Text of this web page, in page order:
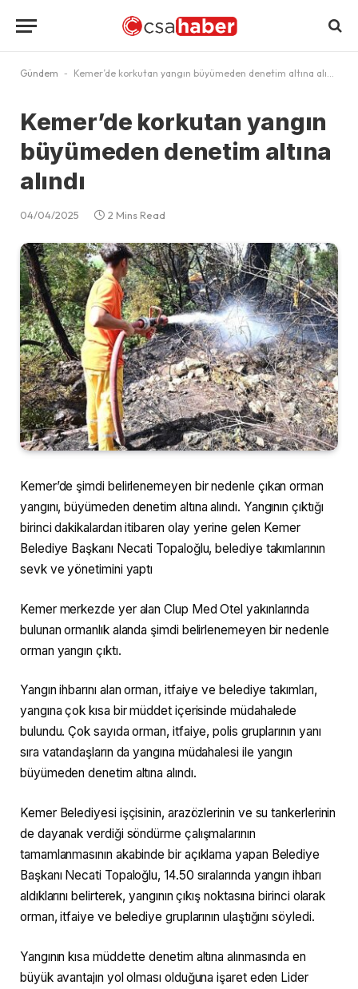
Gündem - Kemer’de korkutan yangın büyümeden denetim altına alındı
Kemer’de korkutan yangın
büyümeden denetim altına
alındı
04/04/2025 2 Mins Read
Kemer’de şimdi belirlenemeyen bir nedenle çıkan orman
yangını, büyümeden denetim altına alındı. Yangının çıktığı
birinci dakikalardan itibaren olay yerine gelen Kemer
Belediye Başkanı Necati Topaloğlu, belediye takımlarının
sevk ve yönetimini yaptı
Kemer merkezde yer alan Clup Med Otel yakınlarında
bulunan ormanlık alanda şimdi belirlenemeyen bir nedenle
orman yangın çıktı.
Yangın ihbarını alan orman, itfaiye ve belediye takımları,
yangına çok kısa bir müddet içerisinde müdahalede
bulundu. Çok sayıda orman, itfaiye, polis gruplarının yanı
sıra vatandaşların da yangına müdahalesi ile yangın
büyümeden denetim altına alındı.
Kemer Belediyesi işçisinin, arazözlerinin ve su tankerlerinin
de dayanak verdiği söndürme çalışmalarının
tamamlanmasının akabinde bir açıklama yapan Belediye
Başkanı Necati Topaloğlu, 14.50 sıralarında yangın ihbarı
aldıklarını belirterek, yangının çıkış noktasına birinci olarak
orman, itfaiye ve belediye gruplarının ulaştığını söyledi.
Yangının kısa müddette denetim altına alınmasında en
büyük avantajın yol olması olduğuna işaret eden Lider